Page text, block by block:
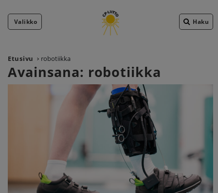
Valikko Haku
Etusivu robotiikka
Avainsana: robotiikka